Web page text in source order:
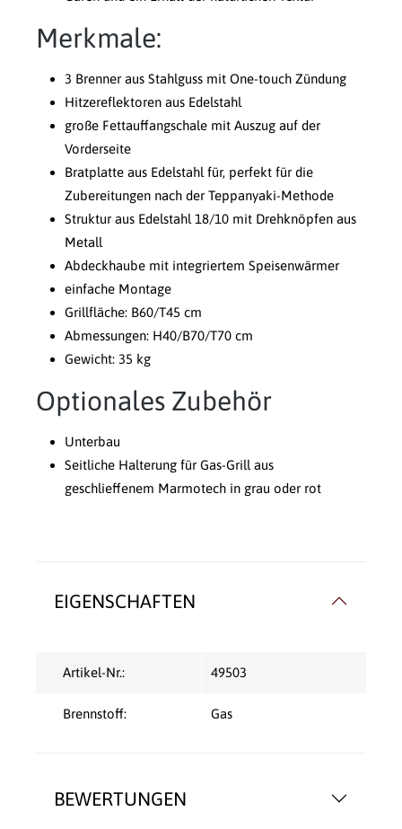
Merkmale:
3 Brenner aus Stahlguss mit One-touch Zündung
Hitzereflektoren aus Edelstahl
große Fettauffangschale mit Auszug auf der
Vorderseite
Bratplatte aus Edelstahl für, perfekt für die
Zubereitungen nach der Teppanyaki-Methode
Struktur aus Edelstahl 18/10 mit Drehknöpfen aus
Metall
Abdeckhaube mit integriertem Speisenwärmer
einfache Montage
Grillfläche: B60/T45 cm
Abmessungen: H40/B70/T70 cm
Gewicht: 35 kg
Optionales Zubehör
Unterbau
Seitliche Halterung für Gas-Grill aus
geschlieffenem Marmotech in grau oder rot
BEWERTUNGEN
EIGENSCHAFTEN
Artikel-Nr.: 49503
Brennstoff: Gas